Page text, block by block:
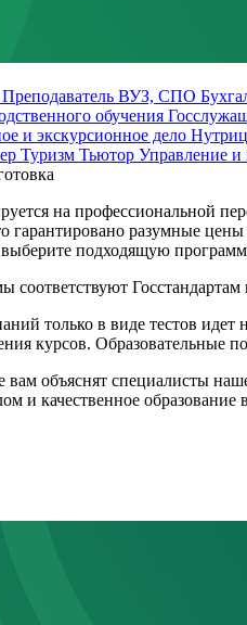
Преподаватель ВУЗ, СПО
обучения
и экскурсионное дело
Туризм Тьютор Управление
на профессиональной
гарантировано разумные
подходящую
соответствуют
только в виде тестов
курсов. Образовательные
вам объяснят специалисты
и качественное